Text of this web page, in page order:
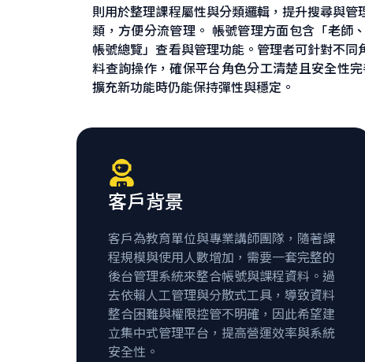
則用於整理課程屬性與分類邏輯，提升搜尋與
類，方便分流管理。 帳號管理方面包含「老師
帳號總覽」查看與管理功能。管理者可針對不
料查詢操作，確保平台角色分工清楚且安全性
擴充新功能時仍能保持彈性與穩定。
客戶背景
客戶為教育單位與專業講師團隊，隨著課
程規模與使用人數增加，需要一套完整的
後台管理系統來整合帳號與課程資料。過
去依賴人工管理與分散式工具，導致資料
整合困難與權限控管不明確，因此希望建
立集中式管理平台，提高營運效率與系統
安全性。